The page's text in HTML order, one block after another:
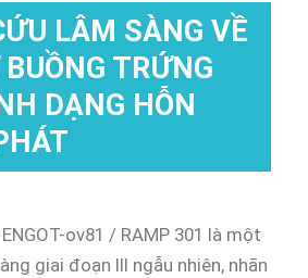
LÂM SÀNG VỀ
TRỨNG
DẠNG HỖN
ov81 / RAMP 301 là một
giai đoạn III ngẫu nhiên, nhãn